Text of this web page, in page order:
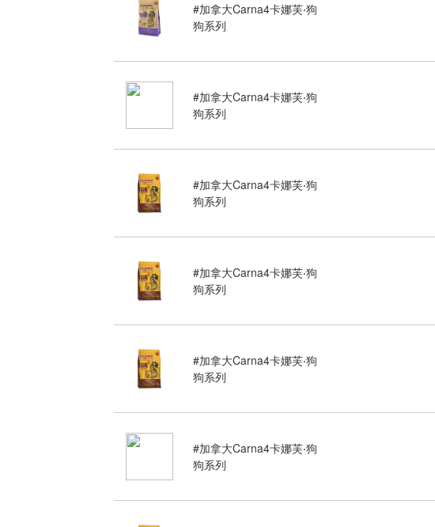
#加拿大Carna4卡娜芙‧狗
狗系列
#加拿大Carna4卡娜芙‧狗
狗系列
#加拿大Carna4卡娜芙‧狗
狗系列
#加拿大Carna4卡娜芙‧狗
狗系列
#加拿大Carna4卡娜芙‧狗
狗系列
#加拿大Carna4卡娜芙‧狗
狗系列